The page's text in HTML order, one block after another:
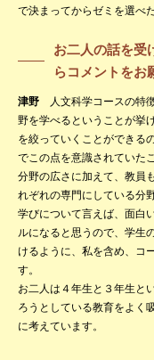
で決まってからゼミを選べ
お二人の話を受
らコメントをお
津野 人文科学コースの特
野を学べるということが挙
を絞っていくことができる
でこの点を意識されていた
分野の広さに加えて、教員
れぞれの専門にしている分
学びについて言えば、面白
ルになると思うので、学生
けるように、私を含め、コ
す。
お二人は４年生と３年生と
ろうとしている教育をよく
に考えています。